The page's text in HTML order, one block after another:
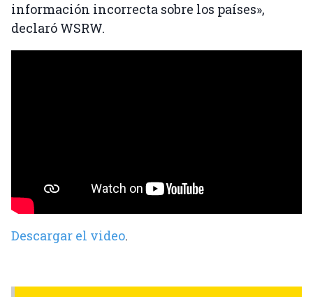
información incorrecta sobre los países»,
declaró WSRW.
Descargar el video.